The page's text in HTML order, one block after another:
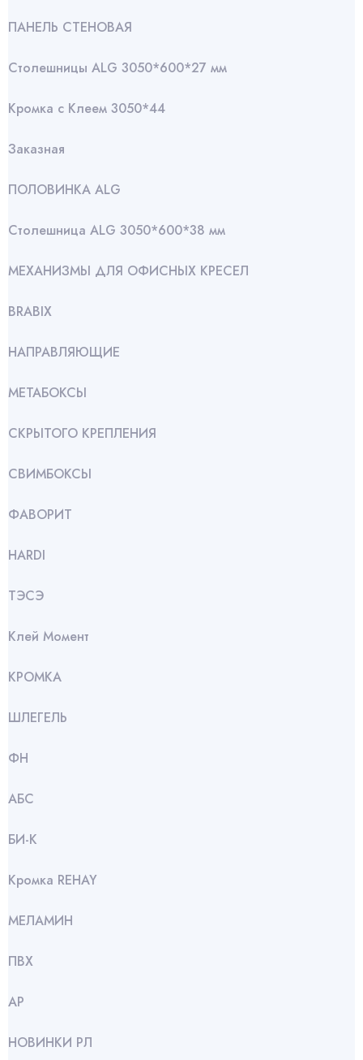
ПАНЕЛЬ СТЕНОВАЯ
Столешницы ALG 3050*600*27 мм
Кромка с Клеем 3050*44
Заказная
ПОЛОВИНКА ALG
Столешница ALG 3050*600*38 мм
МЕХАНИЗМЫ ДЛЯ ОФИСНЫХ КРЕСЕЛ
BRABIX
НАПРАВЛЯЮЩИЕ
МЕТАБОКСЫ
СКРЫТОГО КРЕПЛЕНИЯ
СВИМБОКСЫ
ФАВОРИТ
HARDI
ТЭСЭ
Клей Момент
КРОМКА
ШЛЕГЕЛЬ
ФН
АБС
БИ-К
Кромка REHAY
МЕЛАМИН
ПВХ
АР
НОВИНКИ РЛ